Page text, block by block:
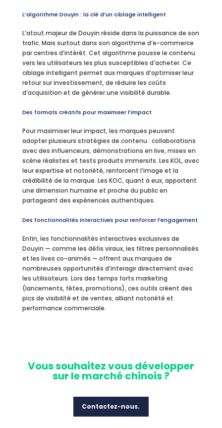
L’algorithme Douyin : la clé d’un ciblage intelligent
L’atout majeur de Douyin réside dans la puissance de son
trafic. Mais surtout dans son algorithme d’e-commerce
par centres d’intérêt. Cet algorithme pousse le contenu
vers les utilisateurs les plus susceptibles d’acheter. Ce
ciblage intelligent permet aux marques d’optimiser leur
retour sur investissement, de réduire les coûts
d’acquisition et de générer une visibilité durable.
Des formats créatifs pour maximiser l’impact
Pour maximiser leur impact, les marques peuvent
adopter plusieurs stratégies de contenu : collaborations
avec des influenceurs, démonstrations en live, mises en
scène réalistes et tests produits immersifs. Les KOL, avec
leur expertise et notoriété, renforcent l’image et la
crédibilité de la marque. Les KOC, quant à eux, apportent
une dimension humaine et proche du public en
partageant des expériences authentiques.
Des fonctionnalités interactives pour renforcer l’engagement
Enfin, les fonctionnalités interactives exclusives de
Douyin — comme les défis viraux, les filtres personnalisés
et les lives co-animés — offrent aux marques de
nombreuses opportunités d’interagir directement avec
les utilisateurs. Lors des temps forts marketing
(lancements, fêtes, promotions), ces outils créent des
pics de visibilité et de ventes, alliant notoriété et
performance commerciale.
Vous souhaitez vous développer
sur le marché chinois ?
Contactez-nous.